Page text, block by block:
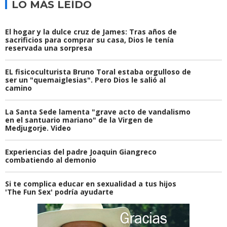
LO MÁS LEÍDO
El hogar y la dulce cruz de James: Tras años de
sacrificios para comprar su casa, Dios le tenía
reservada una sorpresa
EL fisicoculturista Bruno Toral estaba orgulloso de
ser un "quemaiglesias". Pero Dios le salió al
camino
La Santa Sede lamenta "grave acto de vandalismo
en el santuario mariano" de la Virgen de
Medjugorje. Video
Experiencias del padre Joaquin Giangreco
combatiendo al demonio
Si te complica educar en sexualidad a tus hijos
'The Fun Sex' podría ayudarte